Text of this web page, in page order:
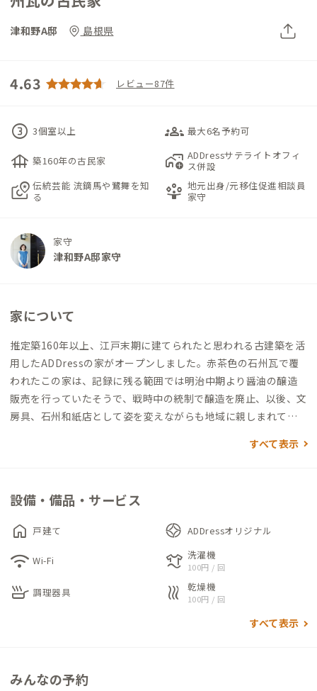
津和野A邸 島根県
4.63 レビュー87件
counter_3 3個室以上 groups_3 最大6名予約可
foundation 築160年の古民家 add_home_work ADDressサテライトオフィ
ス併設
local_see 伝統芸能 流鏑馬や鷺舞を知
る
person_play 地元出身/元移住促進相談員
家守
家守
津和野A邸家守
家について
推定築160年以上、江戸末期に建てられたと思われる古建築を活
用したADDressの家がオープンしました。赤茶色の石州瓦で覆
われたこの家は、記録に残る範囲では明治中期より醤油の醸造
販売を行っていたそうで、戦時中の統制で醸造を廃止、以後、文
房具、石州和紙店として姿を変えながらも地域に親しまれてき
性を鑑み、後世に残したいという思いから修復が行われ、和モ
ィスが入るなど、他の家にはない特徴もあります。
通りに面した玄関土間は、備え付けのテーブルや床の段差に腰
掛けることで、大人数が一緒に過ごせる開かれた空間です。奥に
は和室があり、趣ある空間が広がります。
キッチンには業務用コンロやオーブンが備えつけられており、本
勢での食事も可能にします。WC、浴室（シャワー室含む）は二
すべて表示
設備・備品・サービス
home 戸建て ADDressオリジナル
wifi Wi-Fi laundry 洗濯機
100円 / 回
skillet 調理器具 heat 乾燥機
100円 / 回
すべて表示
みんなの予約